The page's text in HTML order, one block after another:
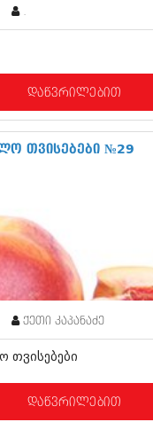
(290)
(413)
2014 (318)
2013 (279)
2013 (256)
2013 (368)
(89)
(304)
(352)
2013 (204)
(334)
2012 (98)
2012 (264)
(268)
(322)
(282)
(240)
.
დაწვრილებით
თვისებები №29
ქეთი კაპანაძე
თვისებები
დაწვრილებით